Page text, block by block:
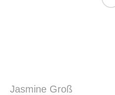
Jasmine Groß